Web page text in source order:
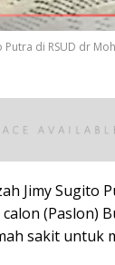
di RSUD dr
Jimy Sugito
(Paslon)
sakit